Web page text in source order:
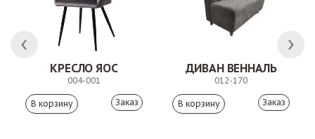
КРЕСЛО ЯОС
004-001
Заказ
ДИВАН ВЕННАЛЬ
012-170
Заказ